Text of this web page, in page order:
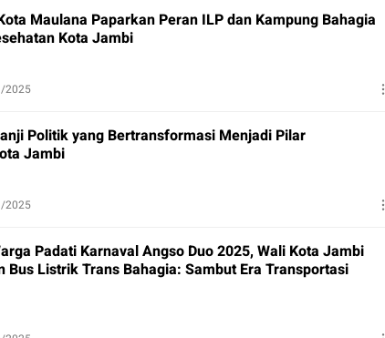
Maulana Paparkan Peran ILP dan Kampung Bahagia
Kota Jambi
2025
Politik yang Bertransformasi Menjadi Pilar
Jambi
2025
Padati Karnaval Angso Duo 2025, Wali Kota Jambi
Bus Listrik Trans Bahagia: Sambut Era Transportasi